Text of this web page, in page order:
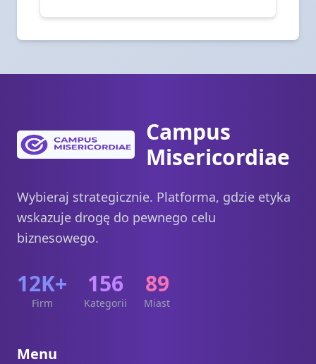
Campus
Misericordiae
Wybieraj strategicznie. Platforma, gdzie etyka
wskazuje drogę do pewnego celu
biznesowego.
12K+
Firm
156
Kategorii
89
Miast
Menu